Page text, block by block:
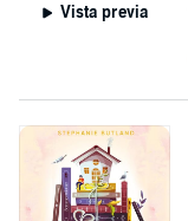
Vista previa